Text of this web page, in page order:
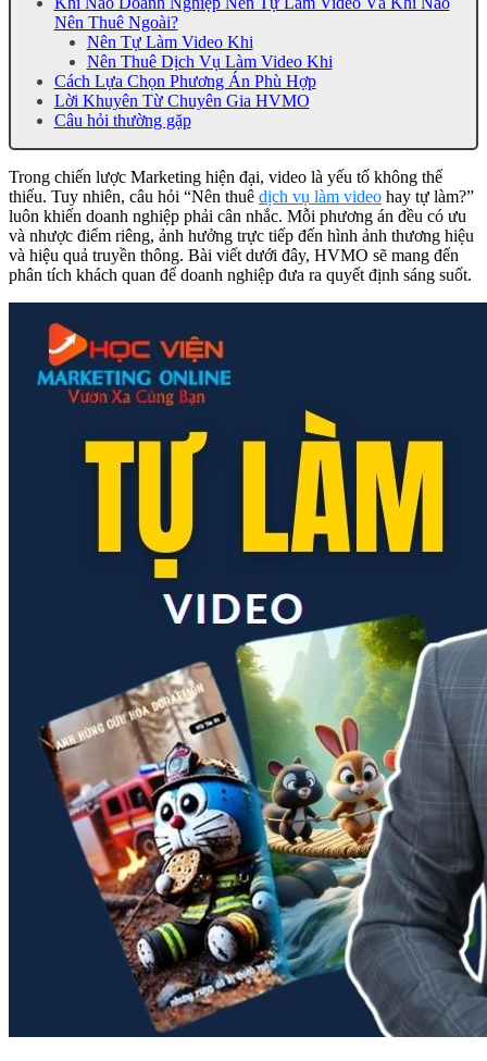
Nên Thuê Ngoài?
Nên Tự Làm Video Khi
Nên Thuê Dịch Vụ Làm Video Khi
Cách Lựa Chọn Phương Án Phù Hợp
Lời Khuyên Từ Chuyên Gia HVMO
Câu hỏi thường gặp
Trong chiến lược Marketing hiện đại, video là yếu tố không thể
thiếu. Tuy nhiên, câu hỏi “Nên thuê dịch vụ làm video hay tự làm?”
luôn khiến doanh nghiệp phải cân nhắc. Mỗi phương án đều có ưu
và nhược điểm riêng, ảnh hưởng trực tiếp đến hình ảnh thương hiệu
và hiệu quả truyền thông. Bài viết dưới đây, HVMO sẽ mang đến
phân tích khách quan để doanh nghiệp đưa ra quyết định sáng suốt.